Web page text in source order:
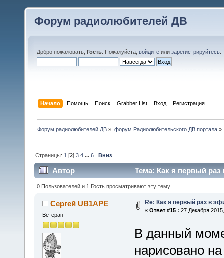
Форум радиолюбителей ДВ
Добро пожаловать, Гость . Пожалуйста, войдите или зарегистрируйтесь
Начало Помощь Поиск Grabber List Вход Регистрация
Форум радиолюбителей ДВ » форум Радиолюбительского ДВ портала»
Страницы: 1 [2]3 4 ...6 Вниз
Автор Тема: Как я первый
0 Пользователей и 1 Гость просматривают эту тему.
Сергей UB1APE
Ветеран
Re: Как я первый раз в
« Ответ #15 : 27 Декабря
В данный
нарисовано